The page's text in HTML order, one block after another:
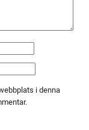
i denna